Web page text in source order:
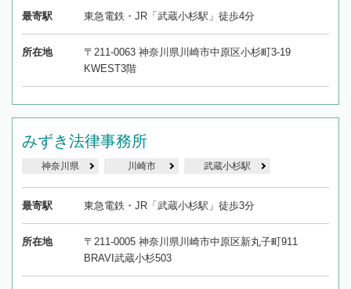
最寄駅 東急電鉄・JR「武蔵小杉駅」徒歩4分
所在地
〒211-0063 神奈川県川崎市中原区小杉町3-19
KWEST3階
みずき法律事務所
神奈川県 川崎市 武蔵小杉駅
最寄駅 東急電鉄・JR「武蔵小杉駅」徒歩3分
所在地
〒211-0005 神奈川県川崎市中原区新丸子町911
BRAVI武蔵小杉503